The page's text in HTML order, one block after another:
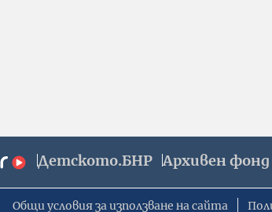
Детското.БНР Архивен
Общи условия за използване на сайта